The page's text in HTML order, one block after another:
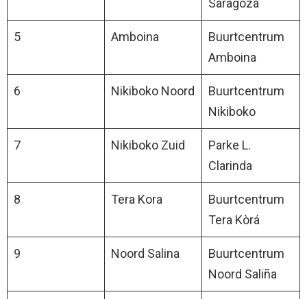
5 Amboina
Buurtcentrum
Amboina
6 Nikiboko Noord
Buurtcentrum
Nikiboko
7 Nikiboko Zuid
Parke L.
Clarinda
8 Tera Kora
Buurtcentrum
Tera Kòrá
9 Noord Salina
Buurtcentrum
Noord Saliña